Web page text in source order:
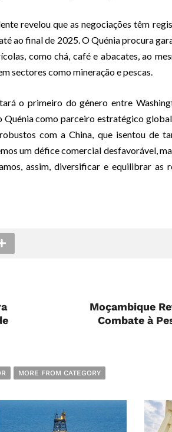
revelou que as negociações têm
ao final de 2025. O Quénia procura
como chá, café e abacates, ao
sectores como mineração e pescas.
o primeiro do género entre
Quénia como parceiro estratégico
com a China, que isentou de
um défice comercial desfavorável,
assim, diversificar e equilibrar as
Moçambique
Combate à
MORE FROM CATEGORY